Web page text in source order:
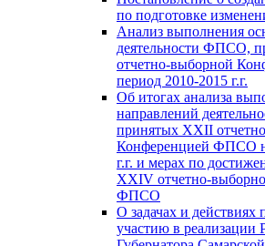
по подготовке
Анализ выполнения
деятельности ФПСО,
отчетно-выборной
период 2010-2015 г.г.
Об итогах анализа
направлений
принятых XXII
Конференцией ФПСО
г.г. и мерах по
XXIV отчетно-
ФПСО
О задачах и действиях
участию в реализации